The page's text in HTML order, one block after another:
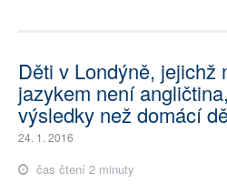
Děti v Londýně, jejichž
jazykem není
výsledky než domácí
24. 1. 2016
čas čtení 2 minuty